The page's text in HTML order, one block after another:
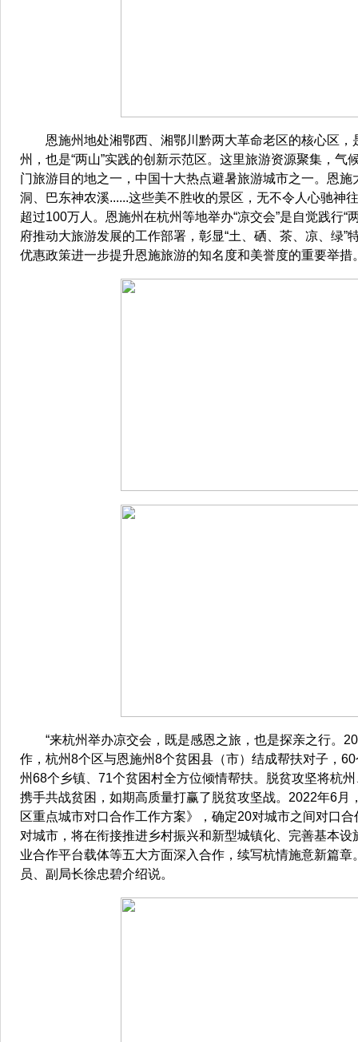
恩施州地处湘鄂西、湘鄂川黔两大革命老区的核心区，
州，也是“两山”实践的创新示范区。这里旅游资源聚集，气
门旅游目的地之一，中国十大热点避暑旅游城市之一。恩
洞、巴东神农溪......这些美不胜收的景区，无不令人心驰神
超过100万人。恩施州在杭州等地举办“凉交会”是自觉践行“
府推动大旅游发展的工作部署，彰显“土、硒、茶、凉、绿”
优惠政策进一步提升恩施旅游的知名度和美誉度的重要举措
“来杭州举办凉交会，既是感恩之旅，也是探亲之行。
作，杭州8个区与恩施州8个贫困县（市）结成帮扶对子，
州68个乡镇、71个贫困村全方位倾情帮扶。脱贫攻坚将杭
携手共战贫困，如期高质量打赢了脱贫攻坚战。2022年6月
区重点城市对口合作工作方案》，确定20对城市之间对口
对城市，将在衔接推进乡村振兴和新型城镇化、完善基本
业合作平台载体等五大方面深入合作，续写杭情施意新篇章
员、副局长徐忠碧介绍说。